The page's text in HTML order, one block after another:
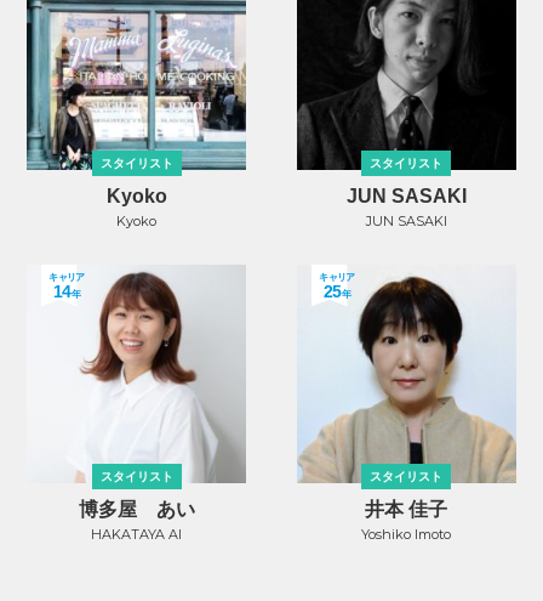
スタイリスト
Kyoko
Kyoko
スタイリスト
JUN SASAKI
JUN SASAKI
キャリア
14年
スタイリスト
博多屋 あい
HAKATAYA AI
キャリア
25年
スタイリスト
井本 佳子
Yoshiko Imoto